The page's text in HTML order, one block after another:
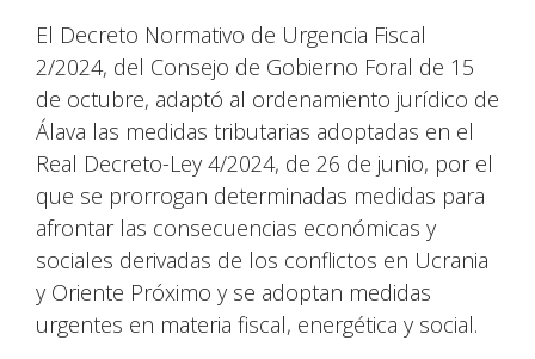
El Decreto Normativo de Urgencia Fiscal
2/2024, del Consejo de Gobierno Foral de 15
de octubre, adaptó al ordenamiento jurídico de
Álava las medidas tributarias adoptadas en el
Real Decreto-Ley 4/2024, de 26 de junio, por el
que se prorrogan determinadas medidas para
afrontar las consecuencias económicas y
sociales derivadas de los conflictos en Ucrania
y Oriente Próximo y se adoptan medidas
urgentes en materia fiscal, energética y social.